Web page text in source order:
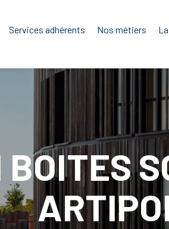
Services adhérents Nos métiers